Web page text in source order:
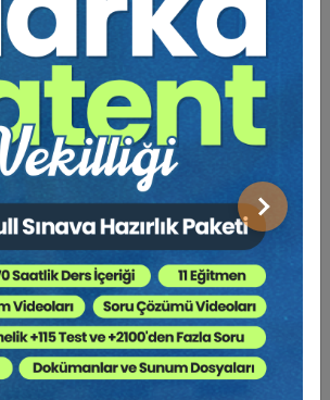
Sonraki
Alanı
HUKUKU PRATİK
Yener ÜNVER
Konusu ve Temel İlkeleri
Kurallarının Uygulama Alanı
Rol Alanlar